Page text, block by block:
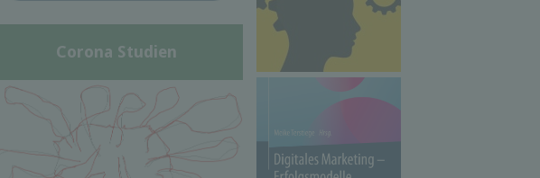
Corona Studien